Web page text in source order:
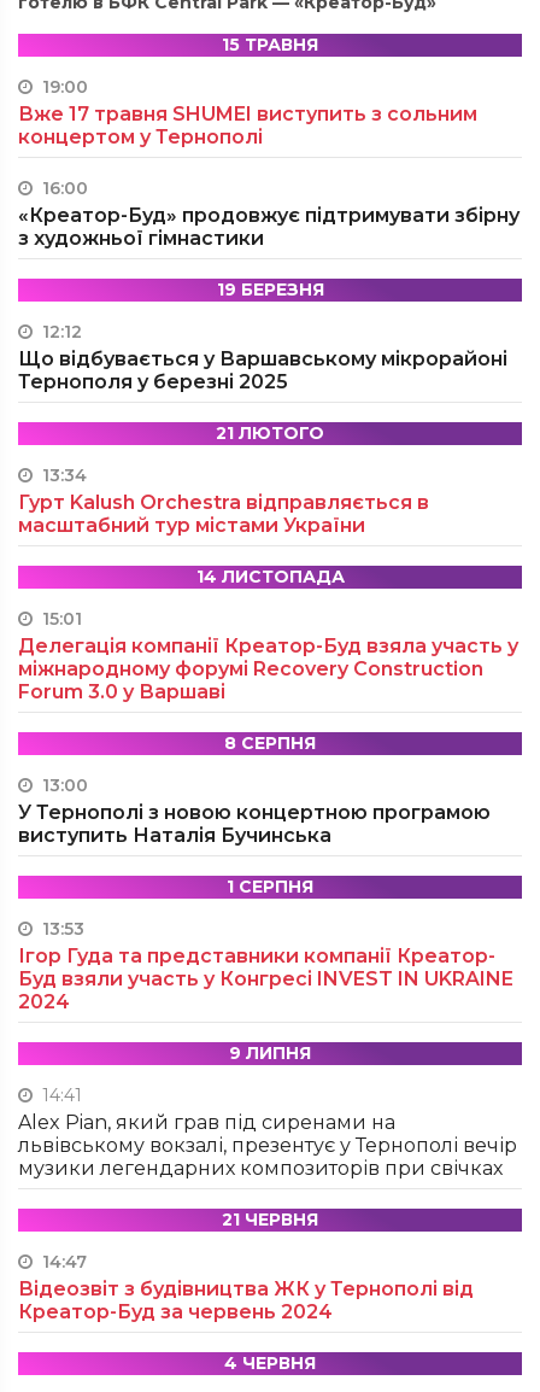
15 ТРАВНЯ
19:00
Вже 17 травня SHUMEI виступить з сольним
концертом у Тернополі
16:00
«Креатор-Буд» продовжує підтримувати збірну
з художньої гімнастики
19 БЕРЕЗНЯ
12:12
Що відбувається у Варшавському мікрорайоні
Тернополя у березні 2025
21 ЛЮТОГО
13:34
Гурт Kalush Orchestra відправляється в
масштабний тур містами України
14 ЛИСТОПАДА
15:01
Делегація компанії Креатор-Буд взяла участь у
міжнародному форумі Recovery Construction
Forum 3.0 у Варшаві
8 СЕРПНЯ
13:00
У Тернополі з новою концертною програмою
виступить Наталія Бучинська
1 СЕРПНЯ
13:53
Ігор Гуда та представники компанії Креатор-
Буд взяли участь у Конгресі INVEST IN UKRAINE
2024
9 ЛИПНЯ
14:41
Alex Pian, який грав під сиренами на
львівському вокзалі, презентує у Тернополі вечір
музики легендарних композиторів при свічках
21 ЧЕРВНЯ
14:47
Відеозвіт з будівництва ЖК у Тернополі від
Креатор-Буд за червень 2024
4 ЧЕРВНЯ